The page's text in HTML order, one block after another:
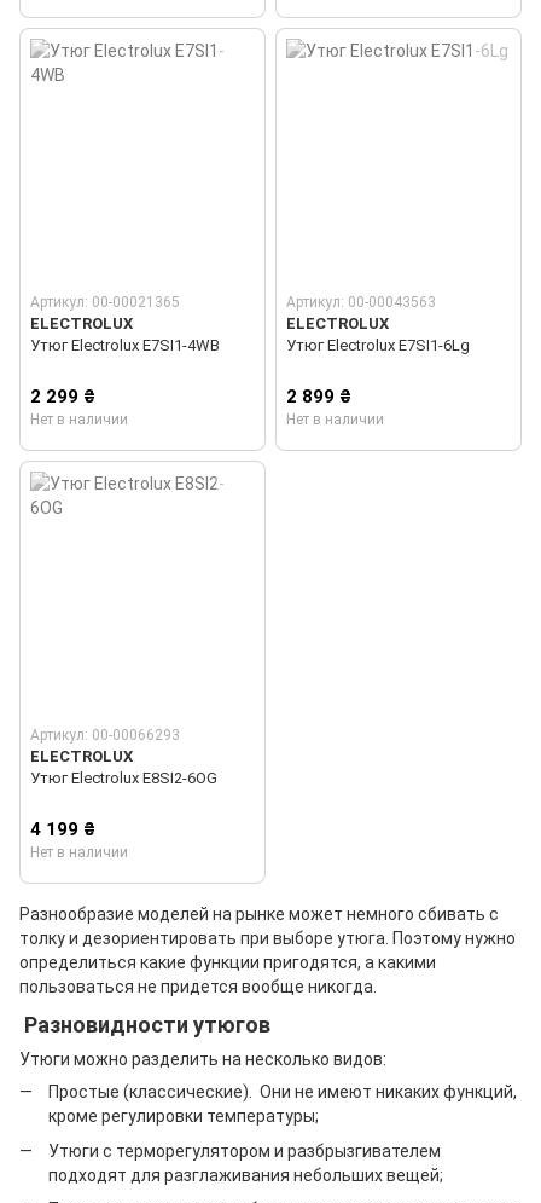
Артикул: 00-00021365
ELECTROLUX
Утюг Electrolux E7SI1-4WB
2 299 ₴
Нет в наличии
Артикул: 00-00043563
ELECTROLUX
Утюг Electrolux E7SI1-6Lg
2 899 ₴
Нет в наличии
Артикул: 00-00066293
ELECTROLUX
Утюг Electrolux E8SI2-6OG
4 199 ₴
Нет в наличии
Разнообразие моделей на рынке может немного сбивать с
толку и дезориентировать при выборе утюга. Поэтому нужно
определиться какие функции пригодятся, а какими
пользоваться не придется вообще никогда.
Разновидности утюгов
Утюги можно разделить на несколько видов:
Простые (классические). Они не имеют никаких функций,
кроме регулировки температуры;
Утюги с терморегулятором и разбрызгивателем
подходят для разглаживания небольших вещей;